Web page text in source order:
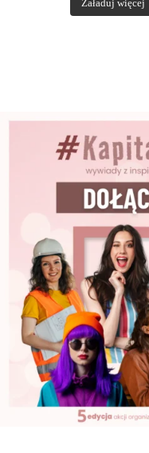
Załaduj więcej